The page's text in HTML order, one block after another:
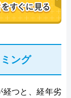
ング
経つと、経年劣